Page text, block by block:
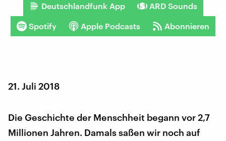
Deutschlandfunk App ARD Sounds
Spotify Apple Podcasts Abonnieren
21. Juli 2018
Die Geschichte der Menschheit begann vor 2,7
Millionen Jahren. Damals saßen wir noch auf